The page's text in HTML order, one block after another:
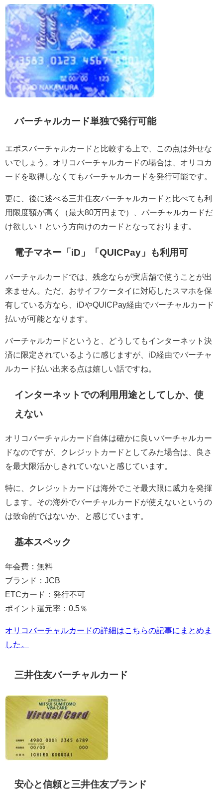
バーチャルカード単独で発行可能
エポスバーチャルカードと比較する上で、この点は外せな
いでしょう。オリコバーチャルカードの場合は、オリコカ
ードを取得しなくてもバーチャルカードを発行可能です。
更に、後に述べる三井住友バーチャルカードと比べても利
用限度額が高く（最大80万円まで）、バーチャルカードだ
け欲しい！という方向けのカードとなっております。
電子マネー「iD」「QUICPay」も利用可
バーチャルカードでは、残念ならが実店舗で使うことが出
来ません。ただ、おサイフケータイに対応したスマホを保
有している方なら、iDやQUICPay経由でバーチャルカード
払いが可能となります。
バーチャルカードというと、どうしてもインターネット決
済に限定されているように感じますが、iD経由でバーチャ
ルカード払い出来る点は嬉しい話ですね。
インターネットでの利用用途としてしか、使
えない
オリコバーチャルカード自体は確かに良いバーチャルカー
ドなのですが、クレジットカードとしてみた場合は、良さ
を最大限活かしきれていないと感じています。
特に、クレジットカードは海外でこそ最大限に威力を発揮
します。その海外でバーチャルカードが使えないというの
は致命的ではないか、と感じています。
基本スペック
年会費：無料
ブランド：JCB
ETCカード：発行不可
ポイント還元率：0.5％
オリコバーチャルカードの詳細はこちらの記事にまとめま
した。
三井住友バーチャルカード
安心と信頼と三井住友ブランド